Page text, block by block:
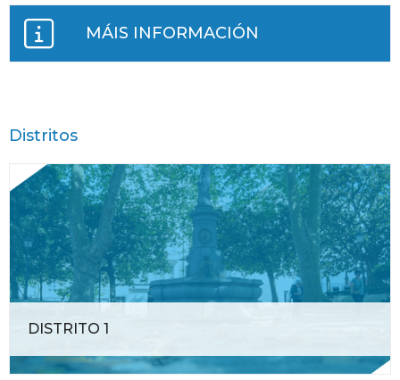
MÁIS INFORMACIÓN
Distritos
DISTRITO 1